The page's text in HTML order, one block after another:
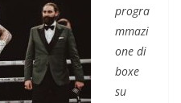
progra
mmazi
one di
boxe
su